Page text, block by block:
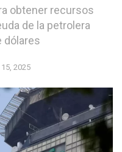
obtener recursos
de la petrolera
dólares
2025